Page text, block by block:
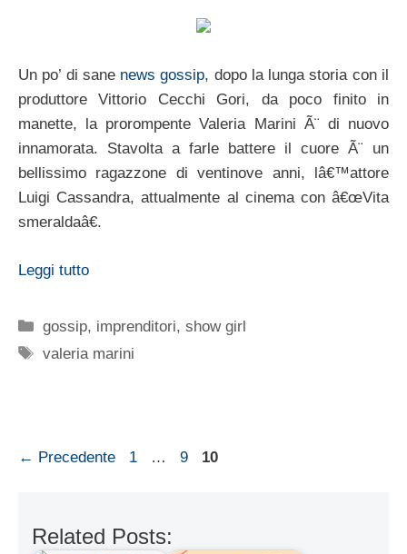
Un po’ di sane news gossip, dopo la lunga storia con il
produttore Vittorio Cecchi Gori, da poco finito in
manette, la prorompente Valeria Marini Ã¨ di nuovo
innamorata. Stavolta a farle battere il cuore Ã¨ un
bellissimo ragazzone di ventinove anni, lâ€™attore
Luigi Cassandra, attualmente al cinema con â€œVita
smeraldaâ€.
Leggi tutto
Categorie
gossip, imprenditori,show girl
Tag
valeria marini
← Precedente Pagina
1 … Pagina
9 Pagina
10
Related Posts: